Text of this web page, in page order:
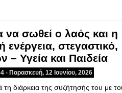
να σωθεί ο λαός και η
στεγαστικό,
Υγεία και Παιδεία
- Παρασκευή, 12 Ιουνίου, 2026
τη διάρκεια της συζήτησής του με